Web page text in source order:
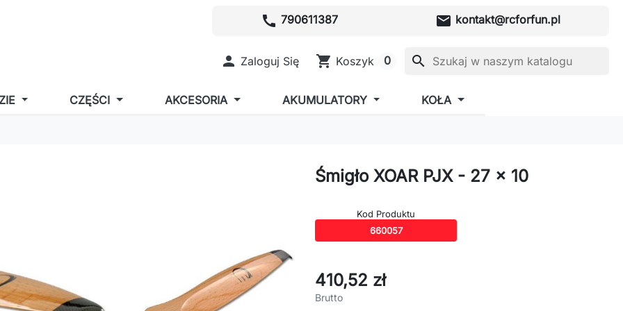
call 790611387 mail kontakt@rcforfun.pl
 Zaloguj Się shopping_cart Koszyk 0 search
CZĘŚCI AKCESORIA AKUMULATORY KOŁA
Śmigło XOAR PJX - 27 x 10
Kod Produktu
660057
410,52 zł
Brutto